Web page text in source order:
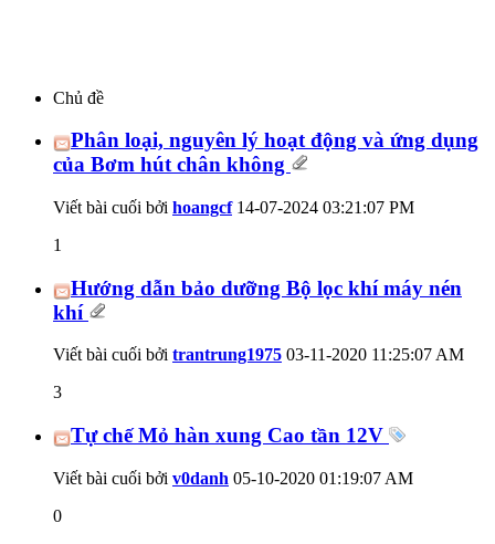
Chủ đề
Phân loại, nguyên lý hoạt động và ứng dụng
của Bơm hút chân không
Viết bài cuối bởi hoangcf14-07-2024 03:21:07 PM
1
Hướng dẫn bảo dưỡng Bộ lọc khí máy nén
khí
Viết bài cuối bởi trantrung1975 03-11-2020 11:25:07 AM
3
Tự chế Mỏ hàn xung Cao tần 12V
Viết bài cuối bởi v0danh 05-10-2020 01:19:07 AM
0